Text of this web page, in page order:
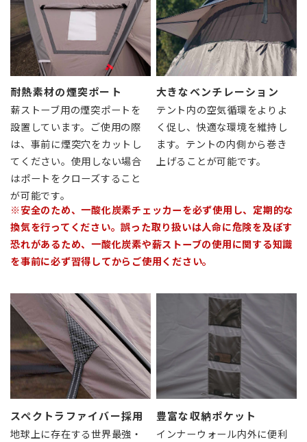
耐熱素材の煙突ポート
薪ストーブ用の煙突ポートを
設置しています。ご使用の際
は、事前に煙突穴をカットし
てください。使用しない場合
はポートをクローズすること
が可能です。
大きなベンチレーション
テント内の空気循環をよりよ
く促し、快適な環境を維持し
ます。テントの内側から巻き
上げることが可能です。
※安全のため、一酸化炭素チェッカーを必ず使用し、定期的な
換気を行ってください。誤った取り扱いは人命に危険を及ぼす
恐れがあるため、一酸化炭素や薪ストーブの使用に関する知識
を事前に必ず習得してからご使用ください。
スペクトラファイバー採用
地球上に存在する世界最強・
豊富な収納ポケット
インナーウォール内外に便利